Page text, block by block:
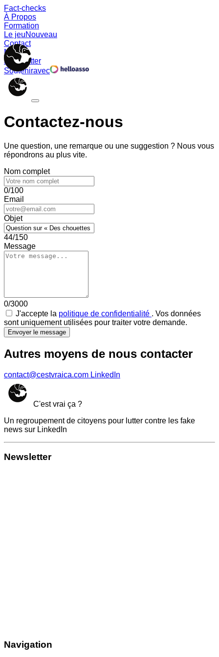
Fact-checks
À Propos
Formation
Le jeuNouveau
Contact
Memes
Newsletter
Souteniravec
Contactez-nous
Une question, une remarque ou une suggestion ? Nous vous
répondrons au plus vite.
Nom complet
0/100
Email
Objet
44/150
Message
0/3000
J'accepte la politique de confidentialité . Vos données
sont uniquement utilisées pour traiter votre demande.
Envoyer le message
Autres moyens de nous contacter
contact@cestvraica.com LinkedIn
C'est vrai ça ?
Un regroupement de citoyens pour lutter contre les fake
news sur LinkedIn
Newsletter
Navigation